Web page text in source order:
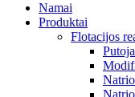
Namai
Produktai
Flotacijos